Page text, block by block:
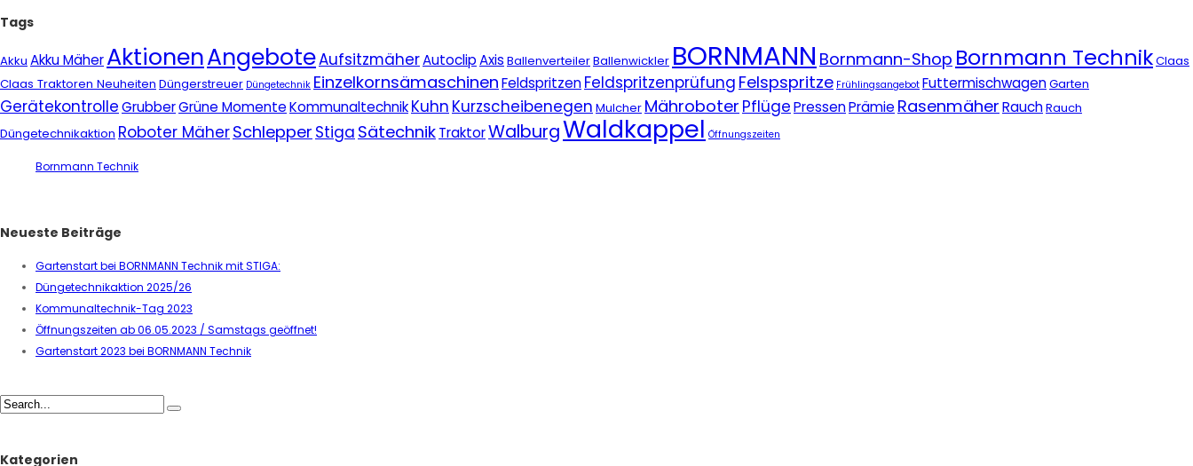
Tags
Akku Akku MäherAktionenAngeboteAufsitzmäherAutoclipAxis BallenverteilerBallenwickler BORNMANN Bornmann-Shop Bornmann TechnikClaas
Claas Traktoren Neuheiten Düngerstreuer Düngetechnik EinzelkornsämaschinenFeldspritzenFeldspritzenprüfung Felspspritze Frühlingsangebot FuttermischwagenGarten
GerätekontrolleGrubberGrüne MomenteKommunaltechnikKuhn Kurzscheibenegen Mulcher Mähroboter PflügePressenPrämie RasenmäherRauchRauch
Düngetechnikaktion Roboter MäherSchlepper Stiga SätechnikTraktorWalburgWaldkappel Öffnungszeiten
Bornmann Technik
Neueste Beiträge
Gartenstart bei BORNMANN Technik mit STIGA:
Düngetechnikaktion 2025/26
Kommunaltechnik-Tag 2023
Öffnungszeiten ab 06.05.2023 / Samstags geöffnet!
Gartenstart 2023 bei BORNMANN Technik
Kategorien